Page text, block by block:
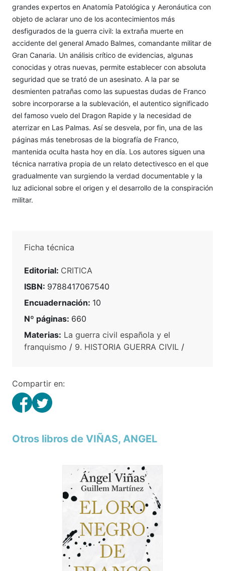
grandes expertos en Anatomía Patológica y Aeronáutica con
objeto de aclarar uno de los acontecimientos más
desfigurados de la guerra civil: la extraña muerte en
accidente del general Amado Balmes, comandante militar de
Gran Canaria. Un análisis crítico de evidencias, algunas
conocidas y otras nuevas, permite establecer con absoluta
seguridad que se trató de un asesinato. A la par se
desmienten patrañas como las supuestas dudas de Franco
sobre incorporarse a la sublevación, el autentico significado
del famoso vuelo del Dragon Rapide y la necesidad de
aterrizar en Las Palmas. Así se desvela, por fin, una de las
páginas más tenebrosas de la biografía de Franco,
mantenida oculta hasta hoy en día. Los autores siguen una
técnica narrativa propia de un relato detectivesco en el que
gradualmente van surgiendo la verdad documentable y la
luz adicional sobre el origen y el desarrollo de la conspiración
militar.
Ficha técnica
Editorial: CRITICA
ISBN: 9788417067540
Encuadernación: 10
Nº páginas: 660
Materias: La guerra civil española y el
franquismo / 9. HISTORIA GUERRA CIVIL /
Compartir en:
Otros libros de VIÑAS, ANGEL